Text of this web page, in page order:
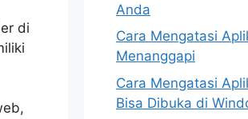
di
Anda
Cara Mengatasi
Menanggapi
Cara Mengatasi
Bisa Dibuka di